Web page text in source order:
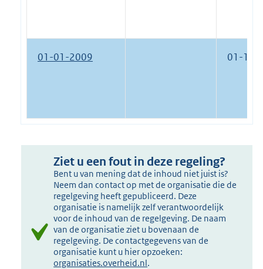
01-01-2009 01-10-
Ziet u een fout in deze regeling?
Bent u van mening dat de inhoud niet juist is?
Neem dan contact op met de organisatie die de
regelgeving heeft gepubliceerd. Deze
organisatie is namelijk zelf verantwoordelijk
voor de inhoud van de regelgeving. De naam
van de organisatie ziet u bovenaan de
regelgeving. De contactgegevens van de
organisatie kunt u hier opzoeken:
organisaties.overheid.nl.